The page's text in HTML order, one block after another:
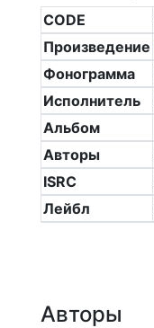
CODE
Произведение
Фонограмма
Исполнитель
Альбом
Авторы
ISRC
Лейбл
Авторы